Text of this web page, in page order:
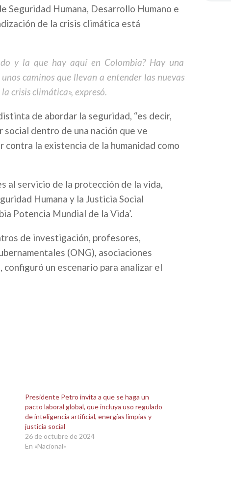
Seguridad Humana, Desarrollo Humano e
de la crisis climática está
y la que hay aquí en Colombia? Hay una
caminos que llevan a entender las nuevas
crisis climática», expresó.
de abordar la seguridad, “es decir,
social dentro de una nación que ve
la existencia de la humanidad como
al servicio de la protección de la vida,
Humana y la Justicia Social
Potencia Mundial de la Vida’.
de investigación, profesores,
(ONG), asociaciones
un escenario para analizar el
Presidente Petro invita a que se haga un
pacto laboral global, que incluya uso regulado
de inteligencia artificial, energías limpias y
justicia social
26 de octubre de 2024
En «Nacional»